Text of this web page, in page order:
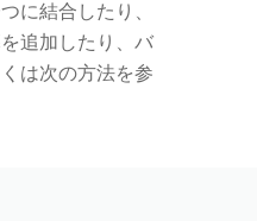
に結合したり、
追加したり、バ
は次の方法を参